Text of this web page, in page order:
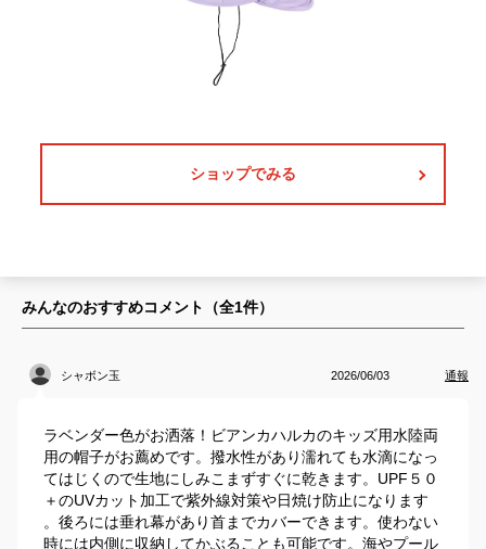
ショップでみる
みんなのおすすめコメント（全1件）
シャボン玉 2026/06/03 通報
ラベンダー色がお洒落！ビアンカハルカのキッズ用水陸両
用の帽子がお薦めです。撥水性があり濡れても水滴になっ
てはじくので生地にしみこまずすぐに乾きます。UPF５０
＋のUVカット加工で紫外線対策や日焼け防止になります
。後ろには垂れ幕があり首までカバーできます。使わない
時には内側に収納してかぶることも可能です。海やプール